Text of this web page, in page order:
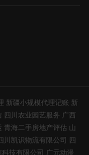
新疆小规模代理记账 新
四川农业园艺服务 广西
青海二手房地产评估 山
川凯识物流有限公司 四
技有限公司 广元动漫